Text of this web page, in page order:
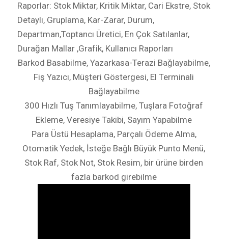
Raporlar: Stok Miktar, Kritik Miktar, Cari Ekstre, Stok
Detaylı, Gruplama, Kar-Zarar, Durum,
Departman,Toptancı Üretici, En Çok Satılanlar,
Durağan Mallar ,Grafik, Kullanıcı Raporları
Barkod Basabilme, Yazarkasa-Terazi Bağlayabilme,
Fiş Yazıcı, Müşteri Göstergesi, El Terminali
Bağlayabilme
300 Hızlı Tuş Tanımlayabilme, Tuşlara Fotoğraf
Ekleme, Veresiye Takibi, Sayım Yapabilme
Para Üstü Hesaplama, Parçalı Ödeme Alma,
Otomatik Yedek, İsteğe Bağlı Büyük Punto Menü,
Stok Raf, Stok Not, Stok Resim, bir ürüne birden
fazla barkod girebilme